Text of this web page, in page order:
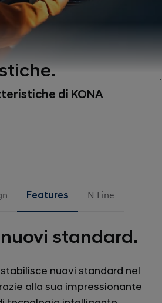
di KONA
Features N Line
standard.
nuovi standard nel
alla sua impressionante